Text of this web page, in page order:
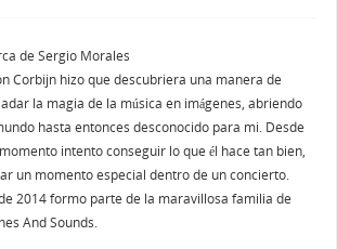
de Sergio Morales
Corbijn hizo que descubriera una manera de
la magia de la música en imágenes, abriendo
hasta entonces desconocido para mi. Desde
intento conseguir lo que él hace tan bien,
un momento especial dentro de un concierto.
2014 formo parte de la maravillosa familia de
And Sounds.